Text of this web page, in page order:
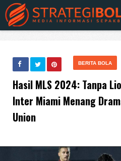
BERITA BOLA
Hasil MLS 2024: Tanpa
Inter Miami Menang
Union